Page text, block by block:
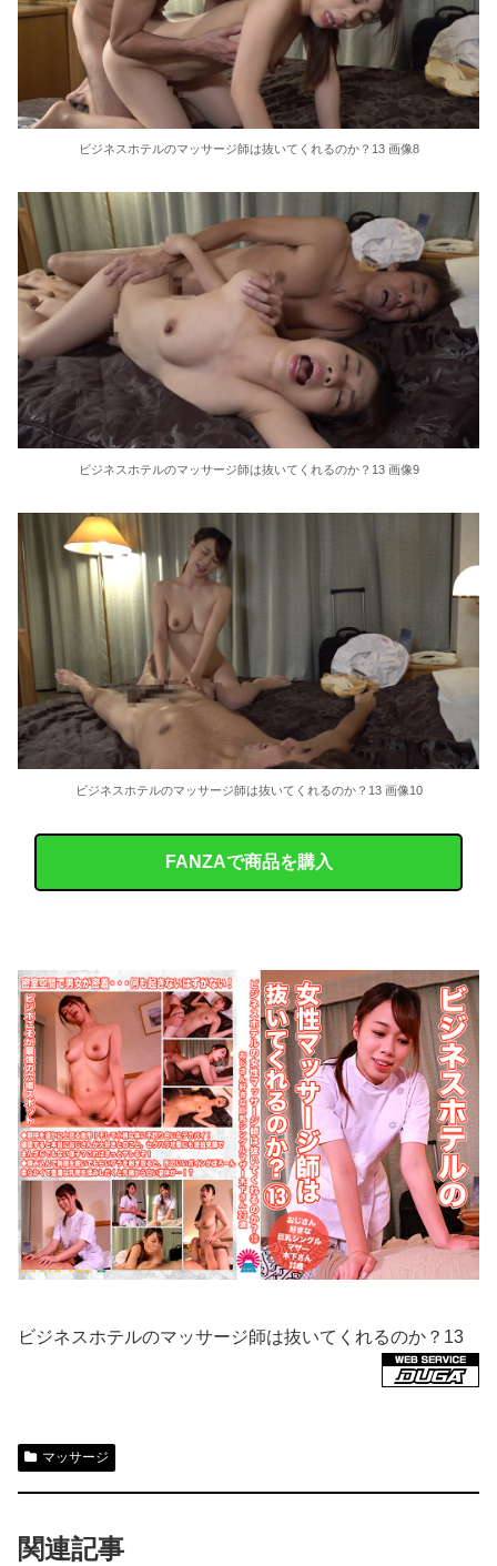
ビジネスホテルのマッサージ師は抜いてくれるのか？13 画像8
ビジネスホテルのマッサージ師は抜いてくれるのか？13 画像9
ビジネスホテルのマッサージ師は抜いてくれるのか？13 画像10
FANZAで商品を購入
ビジネスホテルのマッサージ師は抜いてくれるのか？13
マッサージ
関連記事